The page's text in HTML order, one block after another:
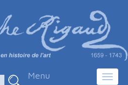
Menu